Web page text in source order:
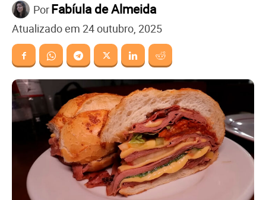
PorFabíula de Almeida
Atualizado em 24 outubro, 2025